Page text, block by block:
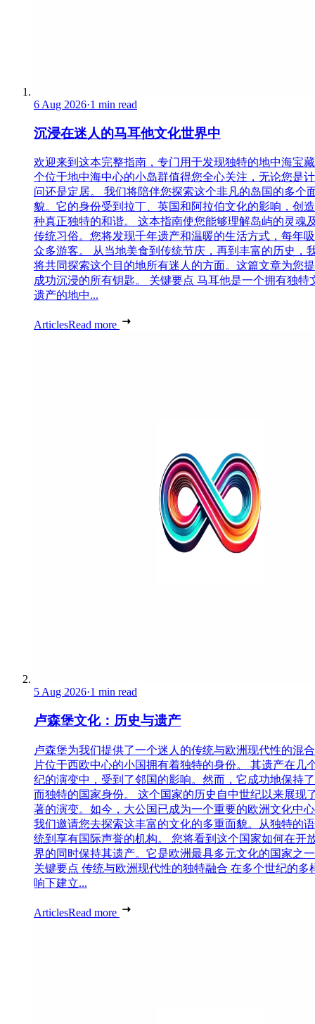
6 Aug 2026·1 min read
沉浸在迷人的马耳他文化世界中
欢迎来到这本完整指南，专门用于发现独特的地中海宝
个位于地中海中心的小岛群值得您全心关注，无论您是
问还是定居。 我们将陪伴您探索这个非凡的岛国的多个
貌。它的身份受到拉丁、英国和阿拉伯文化的影响，创
种真正独特的和谐。 这本指南使您能够理解岛屿的灵魂
传统习俗。您将发现千年遗产和温暖的生活方式，每年
众多游客。 从当地美食到传统节庆，再到丰富的历史，
将共同探索这个目的地所有迷人的方面。这篇文章为您
成功沉浸的所有钥匙。 关键要点 马耳他是一个拥有独特
遗产的地中...
ArticlesRead more
5 Aug 2026·1 min read
卢森堡文化：历史与遗产
卢森堡为我们提供了一个迷人的传统与欧洲现代性的混
片位于西欧中心的小国拥有着独特的身份。 其遗产在几
纪的演变中，受到了邻国的影响。然而，它成功地保持
而独特的国家身份。 这个国家的历史自中世纪以来展现
著的演变。如今，大公国已成为一个重要的欧洲文化中
我们邀请您去探索这丰富的文化的多重面貌。从独特的
统到享有国际声誉的机构。 您将看到这个国家如何在开
界的同时保持其遗产。它是欧洲最具多元文化的国家之
关键要点 传统与欧洲现代性的独特融合 在多个世纪的多
响下建立...
ArticlesRead more